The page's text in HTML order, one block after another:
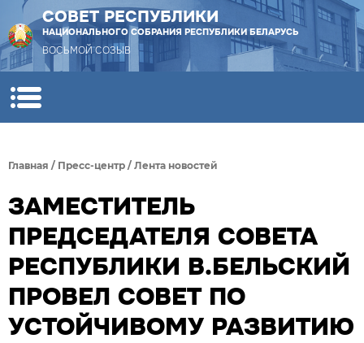
СОВЕТ РЕСПУБЛИКИ
НАЦИОНАЛЬНОГО СОБРАНИЯ РЕСПУБЛИКИ БЕЛАРУСЬ
ВОСЬМОЙ СОЗЫВ
Главная / Пресс-центр / Лента новостей
ЗАМЕСТИТЕЛЬ
ПРЕДСЕДАТЕЛЯ СОВЕТА
РЕСПУБЛИКИ В.БЕЛЬСКИЙ
ПРОВЕЛ СОВЕТ ПО
УСТОЙЧИВОМУ РАЗВИТИЮ